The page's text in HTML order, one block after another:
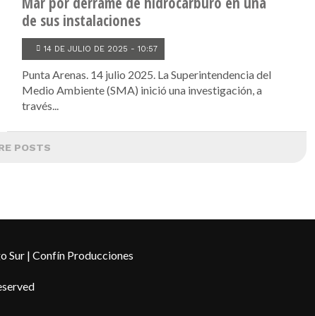
de sus instalaciones
14 DE JULIO DE 2025 - 10:57
Punta Arenas. 14 julio 2025. La Superintendencia del
Medio Ambiente (SMA) inició una investigación, a
través...
POSTS
Sur | Confín Producciones